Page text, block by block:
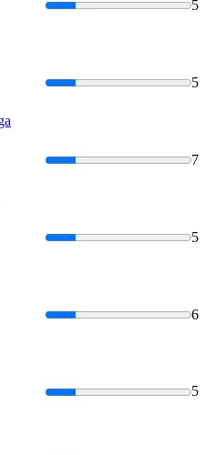
5
5
7
5
6
5